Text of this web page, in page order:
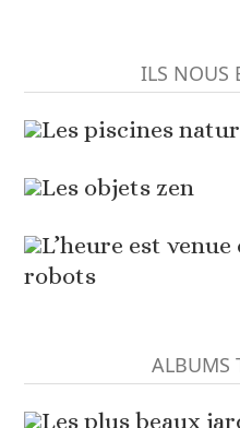
ILS NOUS
Les piscines
Les objets zen
L’heure est
robots
ALBUMS
Les plus beaux